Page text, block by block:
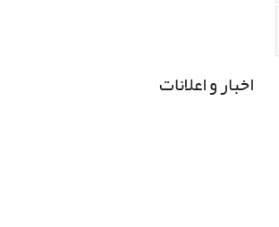
اخبار و اعلانات